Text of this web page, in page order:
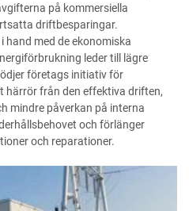
på kommersiella
driftbesparingar.
hand med de ekonomiska
leder till lägre
företags initiativ för
härrör från den effektiva driften,
mindre påverkan på interna
och förlänger
och reparationer.